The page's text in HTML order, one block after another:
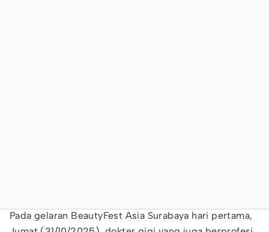
Pada gelaran BeautyFest Asia Surabaya hari pertama,